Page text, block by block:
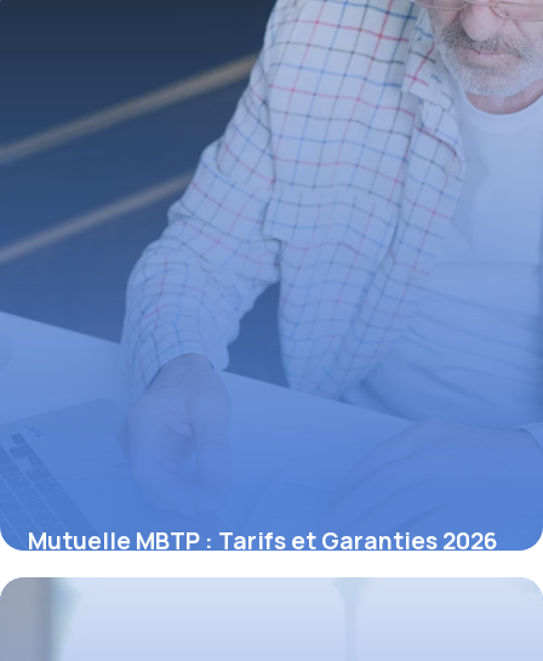
Mutuelle MBTP : Tarifs et Garanties 2026
13 novembre 2025